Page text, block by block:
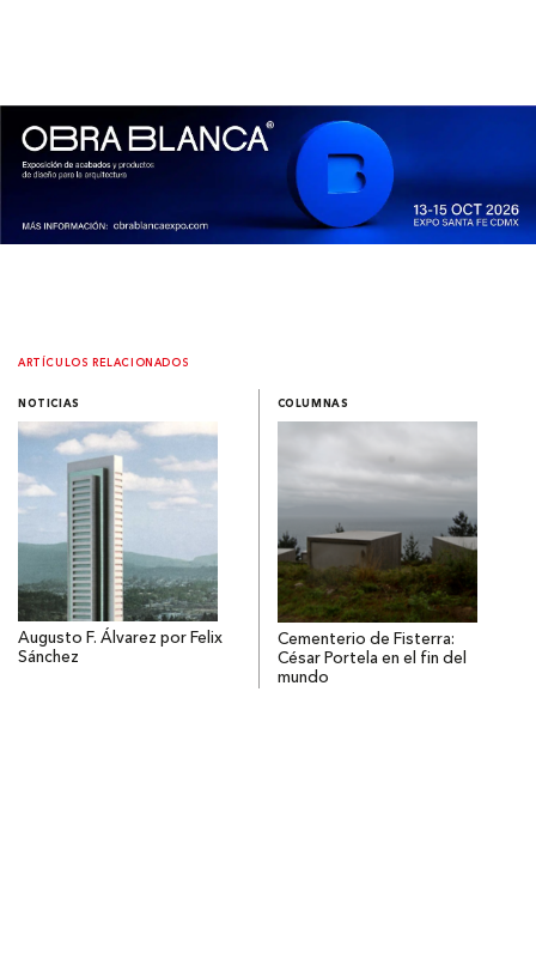
ARTÍCULOS RELACIONADOS
NOTICIAS
Augusto F. Álvarez por Felix
Sánchez
COLUMNAS
Cementerio de Fisterra:
César Portela en el fin del
mundo